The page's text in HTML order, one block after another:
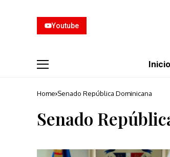
Youtube
Inicio
Home Senado República Dominicana
Senado